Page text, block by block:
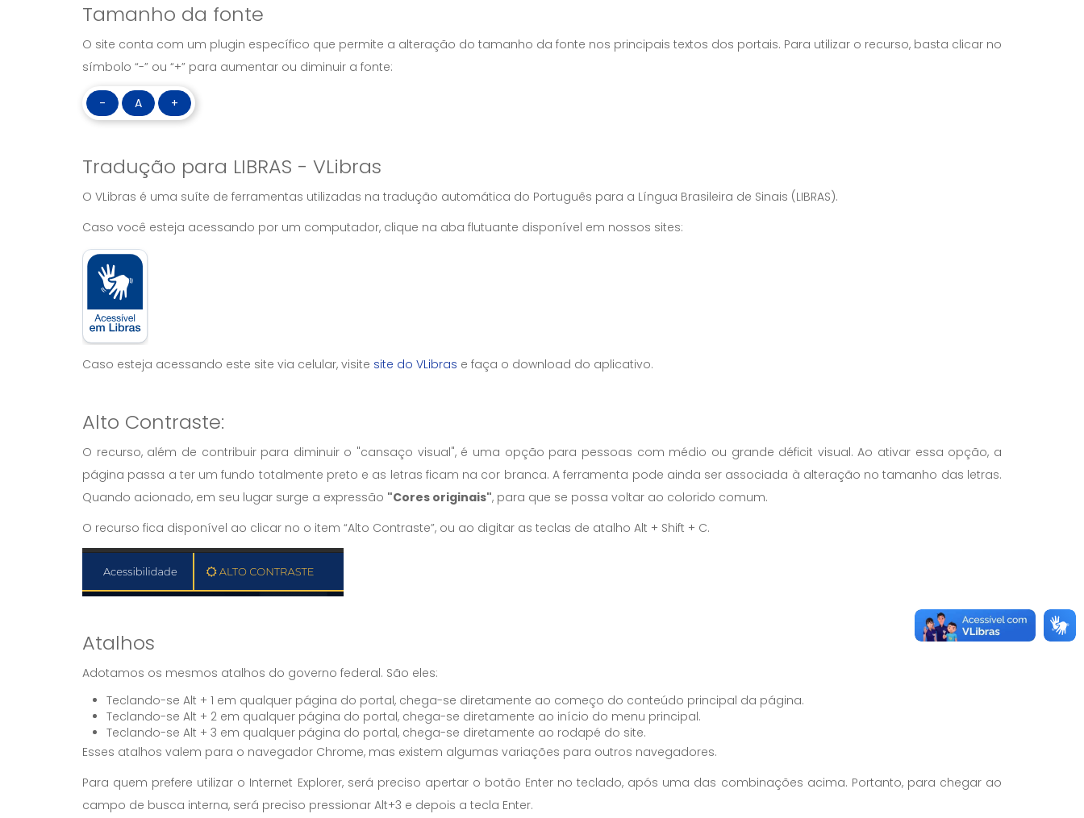
Tamanho da fonte
O site conta com um plugin específico que permite a alteração do tamanho da fonte nos principais textos dos portais. Para utilizar o recurso, basta clicar no
símbolo “-” ou “+” para aumentar ou diminuir a fonte:
- A +
Tradução para LIBRAS - VLibras
O VLibras é uma suíte de ferramentas utilizadas na tradução automática do Português para a Língua Brasileira de Sinais (LIBRAS).
Caso você esteja acessando por um computador, clique na aba flutuante disponível em nossos sites:
Caso esteja acessando este site via celular, visite site do VLibras e faça o download do aplicativo.
Alto Contraste:
O recurso, além de contribuir para diminuir o "cansaço visual", é uma opção para pessoas com médio ou grande déficit visual. Ao ativar essa opção, a
página passa a ter um fundo totalmente preto e as letras ficam na cor branca. A ferramenta pode ainda ser associada à alteração no tamanho das letras.
Quando acionado, em seu lugar surge a expressão "Cores originais", para que se possa voltar ao colorido comum.
O recurso fica disponível ao clicar no o item “Alto Contraste”, ou ao digitar as teclas de atalho Alt + Shift + C.
Atalhos
Adotamos os mesmos atalhos do governo federal. São eles:
Teclando-se Alt + 1 em qualquer página do portal, chega-se diretamente ao começo do conteúdo principal da página.
Teclando-se Alt + 2 em qualquer página do portal, chega-se diretamente ao início do menu principal.
Teclando-se Alt + 3 em qualquer página do portal, chega-se diretamente ao rodapé do site.
Esses atalhos valem para o navegador Chrome, mas existem algumas variações para outros navegadores.
Para quem prefere utilizar o Internet Explorer, será preciso apertar o botão Enter no teclado, após uma das combinações acima. Portanto, para chegar ao
campo de busca interna, será preciso pressionar Alt+3 e depois a tecla Enter.